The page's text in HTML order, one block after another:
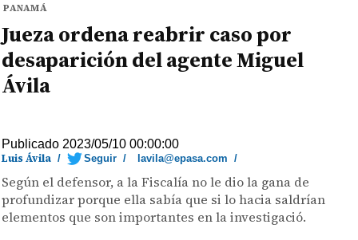
PANAMÁ
Jueza ordena reabrir caso por
desaparición del agente Miguel
Ávila
Publicado 2023/05/10 00:00:00
Luis Ávila / Seguir / lavila@epasa.com /
Según el defensor, a la Fiscalía no le dio la gana de
profundizar porque ella sabía que si lo hacia saldrían
elementos que son importantes en la investigació.